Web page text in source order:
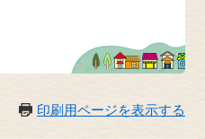
印刷用ページを表示する